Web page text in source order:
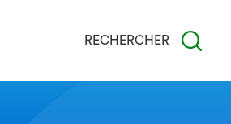
RECHERCHER